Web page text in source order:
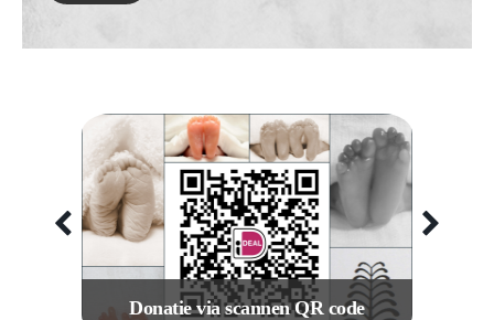
Donatie via scannen QR code